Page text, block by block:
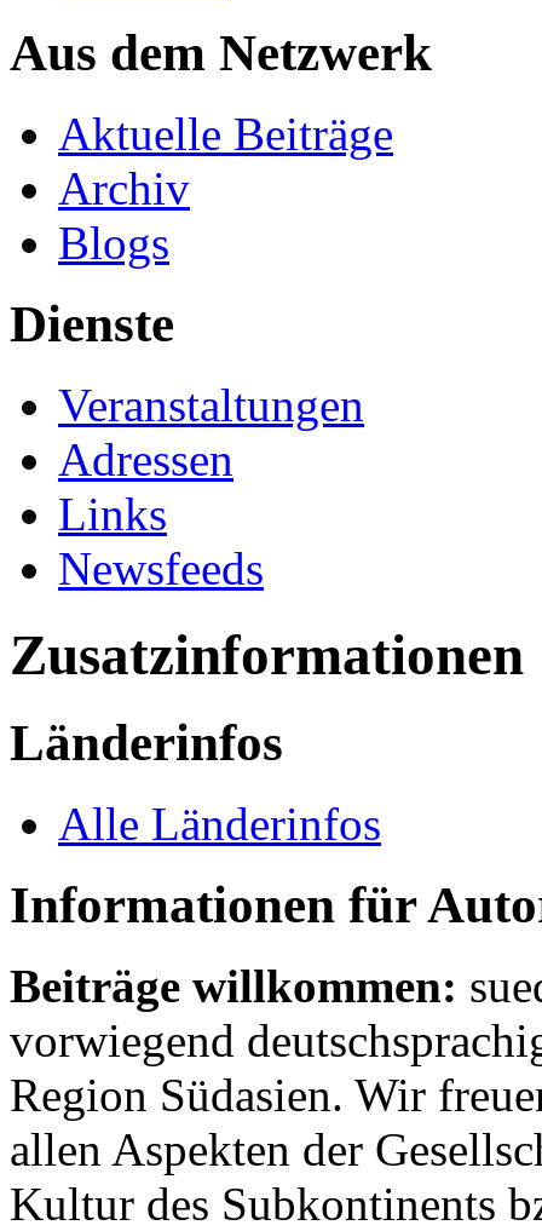
Aus dem Netzwerk
Aktuelle Beiträge
Archiv
Blogs
Dienste
Veranstaltungen
Adressen
Links
Newsfeeds
Zusatzinformationen
Länderinfos
Alle Länderinfos
Informationen für
Beiträge willkommen:
vorwiegend
Region Südasien. Wir
allen Aspekten der
Kultur des Subkontinents